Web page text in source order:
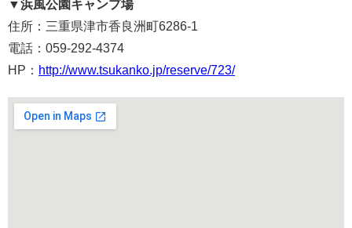
▼浜風公園キャンプ場
住所：三重県津市香良洲町6286-1
電話：059-292-4374
HP： http://www.tsukanko.jp/reserve/723/